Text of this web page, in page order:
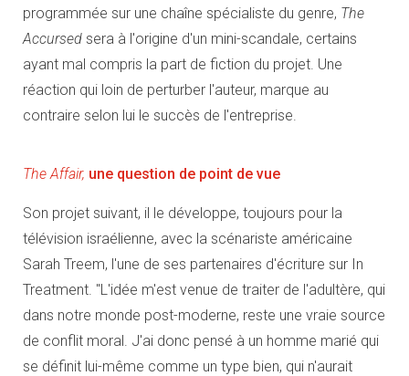
programmée sur une chaîne spécialiste du genre, The
Accursed sera à l'origine d'un mini-scandale, certains
ayant mal compris la part de fiction du projet. Une
réaction qui loin de perturber l'auteur, marque au
contraire selon lui le succès de l'entreprise.
The Affair, une question de point de vue
Son projet suivant, il le développe, toujours pour la
télévision israélienne, avec la scénariste américaine
Sarah Treem, l'une de ses partenaires d'écriture sur In
Treatment. "L'idée m'est venue de traiter de l'adultère, qui
dans notre monde post-moderne, reste une vraie source
de conflit moral. J'ai donc pensé à un homme marié qui
se définit lui-même comme un type bien, qui n'aurait